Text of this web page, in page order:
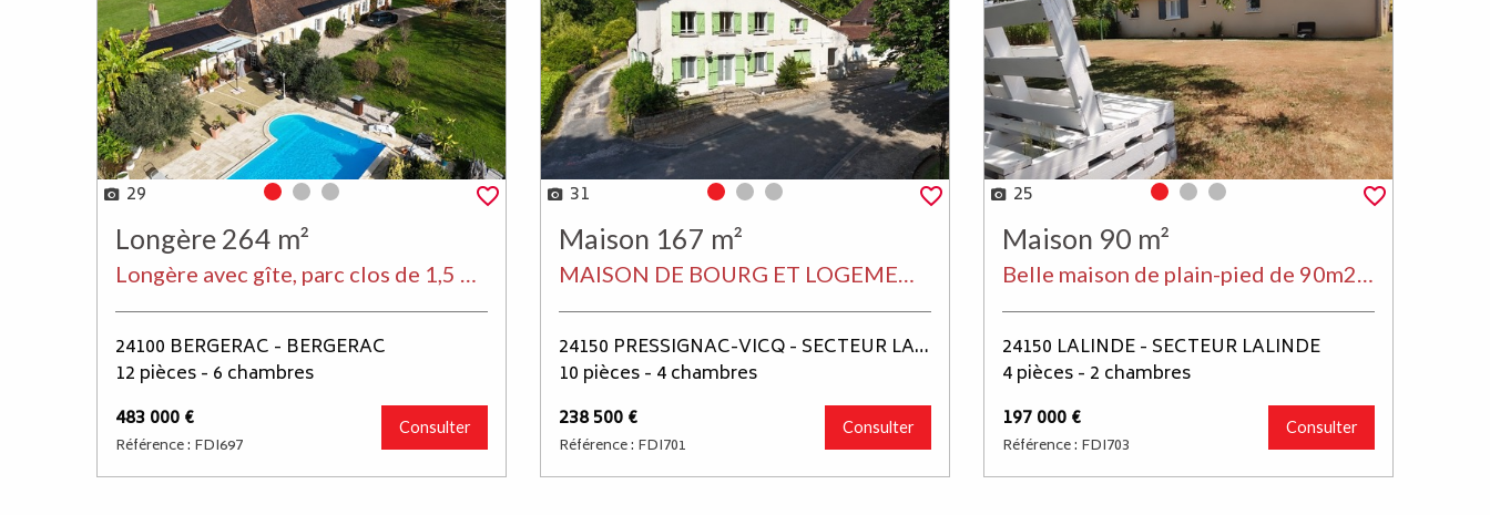
29 Photo 0
Photo 1Photo 2
Longère 264 m²
24100 BERGERAC - BERGERAC
12 pièces - 6 chambres
483 000 €
Référence : FDI697
Consulter
31 Photo 0
Photo 1Photo 2
Maison 167 m²
24150 PRESSIGNAC-VICQ - SECTEUR LALINDE
10 pièces - 4 chambres
238 500 €
Référence : FDI701
Consulter
25 Photo 0
Photo 1Photo 2
Maison 90 m²
24150 LALINDE - SECTEUR LALINDE
4 pièces - 2 chambres
197 000 €
Référence : FDI703
Consulter